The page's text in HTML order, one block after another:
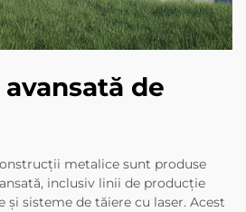
de
metalice sunt produse
inclusiv linii de producție
sisteme de tăiere cu laser. Acest